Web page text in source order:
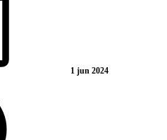
1 jun 2024